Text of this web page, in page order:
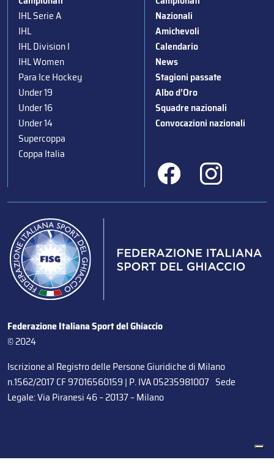
IHL Serie A
IHL
IHL Division I
IHL Women
Para Ice Hockey
Under 19
Under 16
Under 14
Supercoppa
Coppa Italia
Nazionali
Amichevoli
Calendario
News
Stagioni passate
Albo d’Oro
Squadre nazionali
Convocazioni nazionali
Federazione Italiana Sport del Ghiaccio
© 2024
Iscrizione al Registro delle Persone Giuridiche di Milano
n.1562/2017 CF 97016560159 | P. IVA 05235981007 Sede
Legale: Via Piranesi 46 – 20137 – Milano